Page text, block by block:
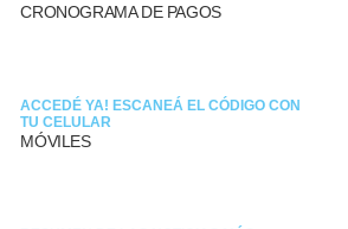
CRONOGRAMA DE PAGOS
ACCEDÉ YA! ESCANEÁ EL CÓDIGO CON
TU CELULAR
MÓVILES